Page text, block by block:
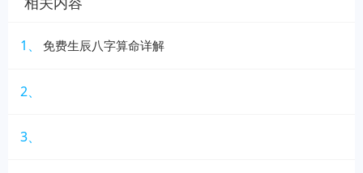
1、 免费生辰八字算命详解
2、
3、